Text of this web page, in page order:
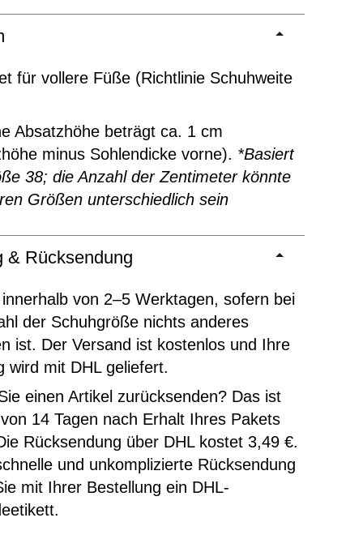
für vollere Füße (Richtlinie Schuhweite
Absatzhöhe beträgt ca. 1 cm
minus Sohlendicke vorne). *Basiert
38; die Anzahl der Zentimeter könnte
Größen unterschiedlich sein
& Rücksendung
von 2–5 Werktagen, sofern bei
der Schuhgröße nichts anderes
ist. Der Versand ist kostenlos und Ihre
wird mit DHL geliefert.
einen Artikel zurücksenden? Das ist
14 Tagen nach Erhalt Ihres Pakets
Rücksendung über DHL kostet 3,49 €.
und unkomplizierte Rücksendung
mit Ihrer Bestellung ein DHL-